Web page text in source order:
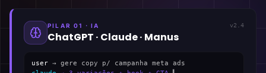
PILAR 01 · IA
ChatGPT · Claude · Manus
v2.4
user → gere copy p/ campanha meta ads